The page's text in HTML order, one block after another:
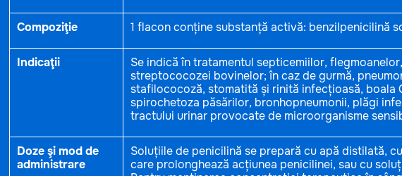
Compoziţie 1 flacon conține substanță activă: benzilpenicilină
Indicaţii
Se indică în tratamentul septicemiilor,
streptococozei bovinelor; în caz de gurmă,
stafilococoză, stomatită și rinită infecțioasă, boala
spirochetoza păsărilor, bronhopneumonii, plăgi
tractului urinar provocate de microorganisme
Doze şi mod de
administrare
Soluțiile de penicilină se prepară cu apă distilată,
care prolonghează acțiunea penicilinei, sau cu